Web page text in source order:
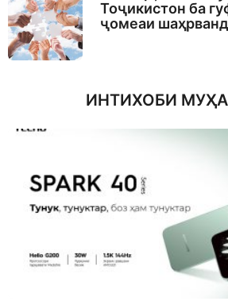
Тоҷикистон ба
ҷомеаи
ИНТИХОБИ